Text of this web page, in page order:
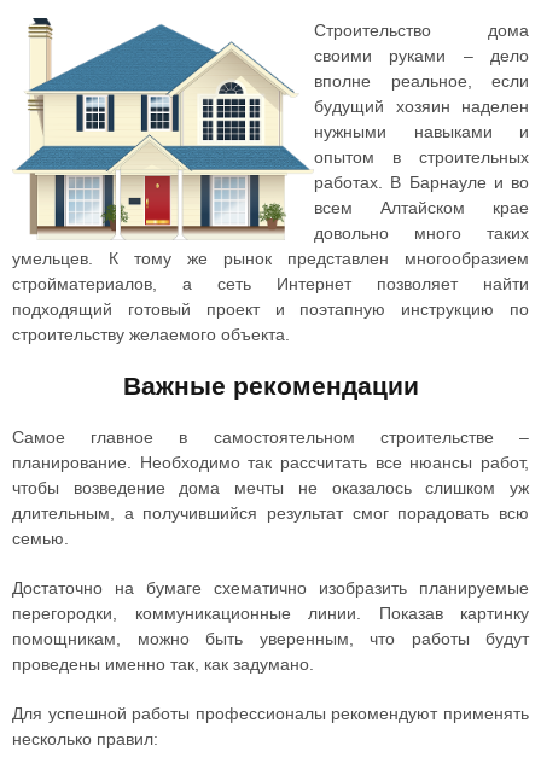
Строительство дома
своими руками – дело
вполне реальное, если
будущий хозяин наделен
нужными навыками и
опытом в строительных
работах. В Барнауле и во
всем Алтайском крае
довольно много таких
умельцев. К тому же рынок представлен многообразием
стройматериалов, а сеть Интернет позволяет найти
подходящий готовый проект и поэтапную инструкцию по
строительству желаемого объекта.
Важные рекомендации
Самое главное в самостоятельном строительстве –
планирование. Необходимо так рассчитать все нюансы работ,
чтобы возведение дома мечты не оказалось слишком уж
длительным, а получившийся результат смог порадовать всю
семью.
Достаточно на бумаге схематично изобразить планируемые
перегородки, коммуникационные линии. Показав картинку
помощникам, можно быть уверенным, что работы будут
проведены именно так, как задумано.
Для успешной работы профессионалы рекомендуют применять
несколько правил: